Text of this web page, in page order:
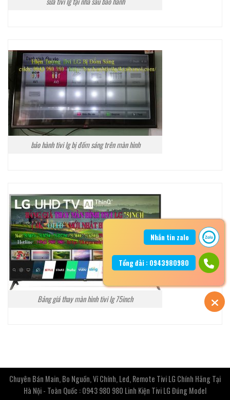
bảo hành tivi lg bị đốm sáng trên màn hình
Bảng giá thay màn hình tivi lg 75inch
Chuyên Bán Main, Bo Nguồn, Vỉ Chính, Led, Remote Tivi LG Chính Hãng Tại
Hà Nội - Toàn Quốc : 0943 980 980 Linh Kiện Tivi LG Đúng Model
Nhắn tin zalo
Tổng đài : 0943980980